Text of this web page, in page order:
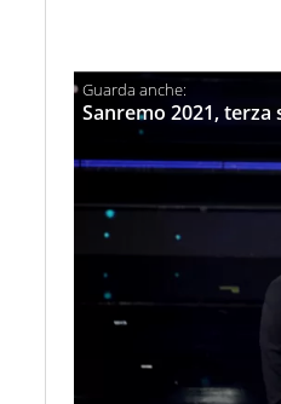
Sanremo 2021,